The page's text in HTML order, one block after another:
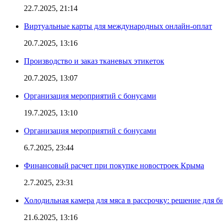
22.7.2025, 21:14
Виртуальные карты для международных онлайн-оплат
20.7.2025, 13:16
Производство и заказ тканевых этикеток
20.7.2025, 13:07
Организация мероприятий с бонусами
19.7.2025, 13:10
Организация мероприятий с бонусами
6.7.2025, 23:44
Финансовый расчет при покупке новостроек Крыма
2.7.2025, 23:31
Холодильная камера для мяса в рассрочку: решение для
21.6.2025, 13:16